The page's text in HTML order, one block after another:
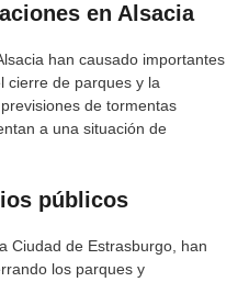
en Alsacia
han causado importantes
cierre de parques y la
de tormentas
a una situación de
públicos
Ciudad de Estrasburgo, han
los parques y